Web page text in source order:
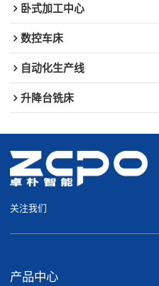
卧式加工中心
数控车床
自动化生产线
升降台铣床
关注我们
产品中心